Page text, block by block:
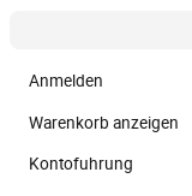
Anmelden
Warenkorb anzeigen
Kontofuhrung